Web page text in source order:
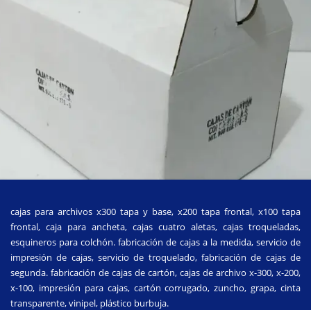
cajas para archivos x300 tapa y base, x200 tapa frontal, x100 tapa
frontal, caja para ancheta, cajas cuatro aletas, cajas troqueladas,
esquineros para colchón. fabricación de cajas a la medida, servicio de
impresión de cajas, servicio de troquelado, fabricación de cajas de
segunda. fabricación de cajas de cartón, cajas de archivo x-300, x-200,
x-100, impresión para cajas, cartón corrugado, zuncho, grapa, cinta
transparente, vinipel, plástico burbuja.